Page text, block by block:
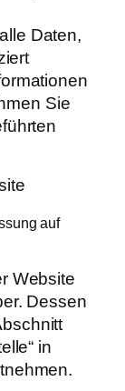
Daten,
Sie
auf
Website
Dessen
in